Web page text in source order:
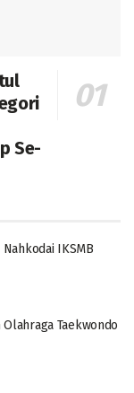
Se-
IKSMB
Taekwondo